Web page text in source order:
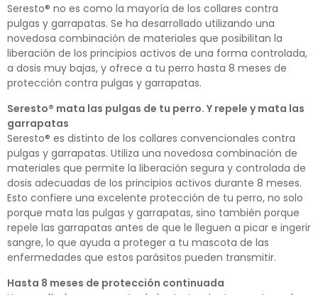
Seresto® no es como la mayoría de los collares contra
pulgas y garrapatas. Se ha desarrollado utilizando una
novedosa combinación de materiales que posibilitan la
liberación de los principios activos de una forma controlada,
a dosis muy bajas, y ofrece a tu perro hasta 8 meses de
protección contra pulgas y garrapatas.
Seresto® mata las pulgas de tu perro. Y repele y mata las
garrapatas
Seresto® es distinto de los collares convencionales contra
pulgas y garrapatas. Utiliza una novedosa combinación de
materiales que permite la liberación segura y controlada de
dosis adecuadas de los principios activos durante 8 meses.
Esto confiere una excelente protección de tu perro, no solo
porque mata las pulgas y garrapatas, sino también porque
repele las garrapatas antes de que le lleguen a picar e ingerir
sangre, lo que ayuda a proteger a tu mascota de las
enfermedades que estos parásitos pueden transmitir.
Hasta 8 meses de protección continuada